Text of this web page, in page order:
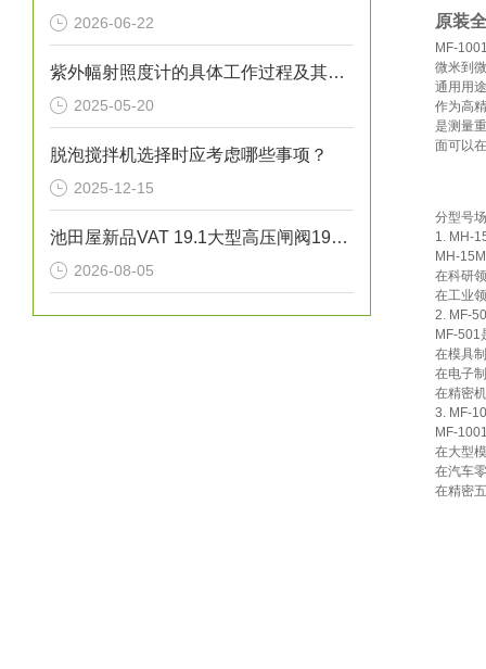
2026-06-22
紫外幅射照度计的具体工作过程及其应用
2025-05-20
脱泡搅拌机选择时应考虑哪些事项？
2025-12-15
池田屋新品VAT 19.1大型高压闸阀19152-PE24正式发布
2026-08-05
原装
MF-
微米到
通用用途
作为高
是测量
面可以
分型号
1. MH-
MH-
在科研
在工业
2. MF-
MF-501
在模具
在电子
在精密
3. MF-
MF-
在大型
在汽车
在精密